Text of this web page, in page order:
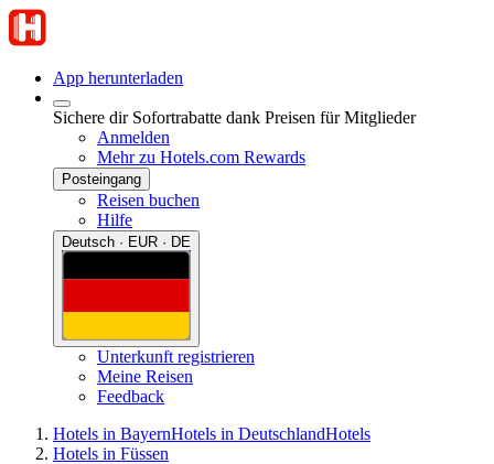
App herunterladen
Sichere dir Sofortrabatte dank Preisen für Mitglieder
Anmelden
Mehr zu Hotels.com Rewards
Posteingang
Reisen buchen
Hilfe
Deutsch · EUR · DE
Unterkunft registrieren
Meine Reisen
Feedback
Hotels in BayernHotels in DeutschlandHotels
Hotels in Füssen